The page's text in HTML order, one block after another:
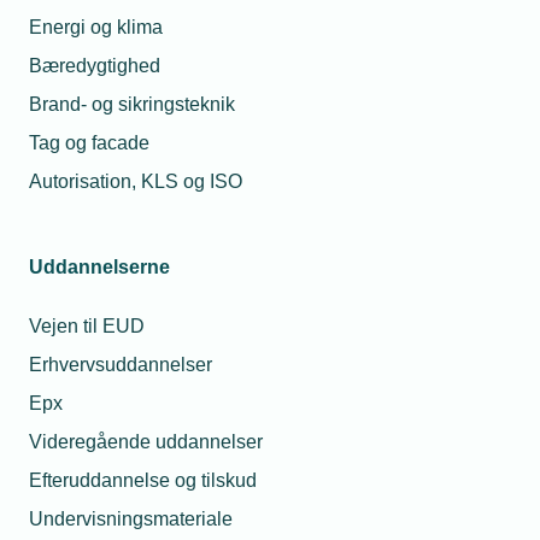
Energi og klima
Bæredygtighed
Brand- og sikringsteknik
Tag og facade
Autorisation, KLS og ISO
Uddannelserne
Vejen til EUD
Erhvervsuddannelser
Epx
Videregående uddannelser
Efteruddannelse og tilskud
Undervisningsmateriale
Ledelse
Kundetilfredshed
Årets talentudvikler
talentpris